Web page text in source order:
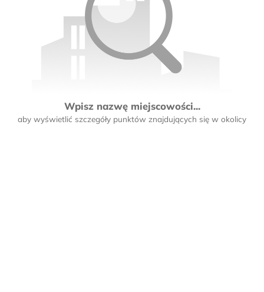
Wpisz nazwę miejscowości...
aby wyświetlić szczegóły punktów znajdujących się w okolicy